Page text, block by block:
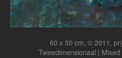
60 x 50 cm, © 2011,
Tweedimensionaal |